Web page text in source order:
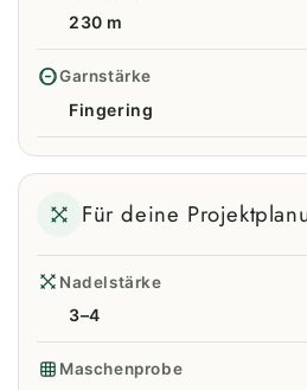
230 m
Garnstärke
Fingering
Für deine
Nadelstärke
3–4
Maschenprobe